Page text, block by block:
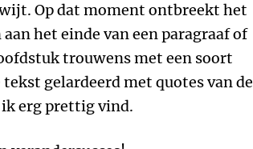
Op dat moment ontbreekt het
het einde van een paragraaf of
trouwens met een soort
gelardeerd met quotes van de
erg prettig vind.